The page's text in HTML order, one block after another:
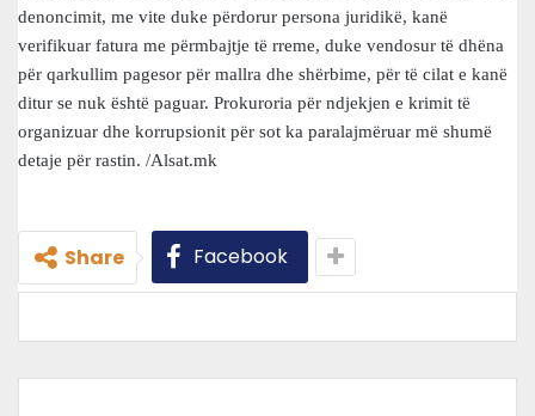
denoncimit, me vite duke përdorur persona juridikë, kanë
verifikuar fatura me përmbajtje të rreme, duke vendosur të dhëna
për qarkullim pagesor për mallra dhe shërbime, për të cilat e kanë
ditur se nuk është paguar. Prokuroria për ndjekjen e krimit të
organizuar dhe korrupsionit për sot ka paralajmëruar më shumë
detaje për rastin. /Alsat.mk
Share Facebook